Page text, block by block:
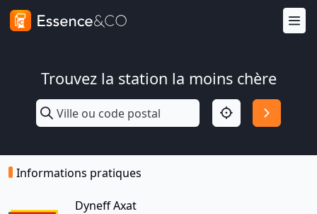
Trouvez la station la moins chère
Informations pratiques
Dyneff Axat